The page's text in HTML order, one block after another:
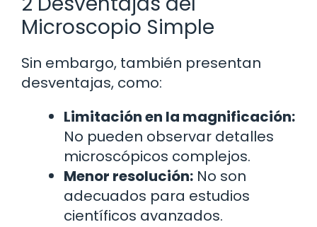
Microscopio Simple
Sin embargo, también presentan
desventajas, como:
Limitación en la magnificación:
No pueden observar detalles
microscópicos complejos.
Menor resolución: No son
adecuados para estudios
científicos avanzados.